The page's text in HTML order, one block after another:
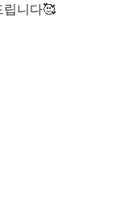
니다🥰